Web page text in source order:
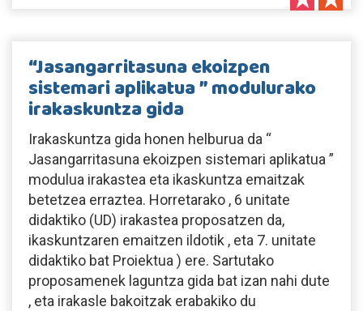
“Jasangarritasuna ekoizpen
sistemari aplikatua ” modulurako
irakaskuntza gida
Irakaskuntza gida honen helburua da “
Jasangarritasuna ekoizpen sistemari aplikatua ”
modulua irakastea eta ikaskuntza emaitzak
betetzea erraztea. Horretarako , 6 unitate
didaktiko (UD) irakastea proposatzen da,
ikaskuntzaren emaitzen ildotik , eta 7. unitate
didaktiko bat Proiektua ) ere. Sartutako
proposamenek laguntza gida bat izan nahi dute
, eta irakasle bakoitzak erabakiko du